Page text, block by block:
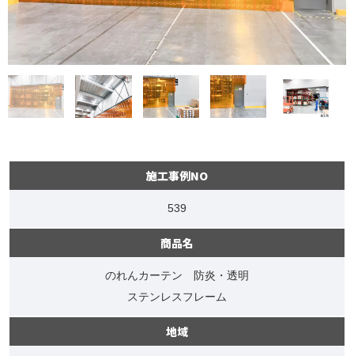
施工事例NO
539
商品名
のれんカーテン 防炎・透明
ステンレスフレーム
地域